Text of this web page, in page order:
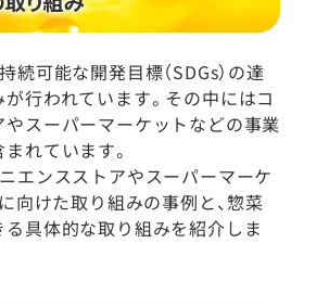
続可能な開発目標（SDGs）の達
行われています。その中にはコ
スーパーマーケットなどの事業
れています。
エンスストアやスーパーマーケ
向けた取り組みの事例と、惣菜
具体的な取り組みを紹介しま